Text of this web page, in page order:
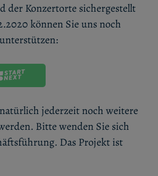
der Konzertorte sichergestellt
können Sie uns noch
jederzeit noch weitere
Bitte wenden Sie sich
Das Projekt ist